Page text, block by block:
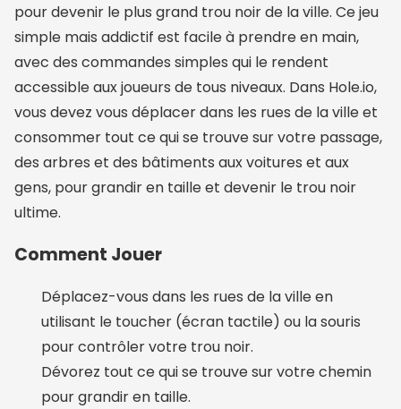
pour devenir le plus grand trou noir de la ville. Ce jeu
simple mais addictif est facile à prendre en main,
avec des commandes simples qui le rendent
accessible aux joueurs de tous niveaux. Dans Hole.io,
vous devez vous déplacer dans les rues de la ville et
consommer tout ce qui se trouve sur votre passage,
des arbres et des bâtiments aux voitures et aux
gens, pour grandir en taille et devenir le trou noir
ultime.
Comment Jouer
Déplacez-vous dans les rues de la ville en
utilisant le toucher (écran tactile) ou la souris
pour contrôler votre trou noir.
Dévorez tout ce qui se trouve sur votre chemin
pour grandir en taille.